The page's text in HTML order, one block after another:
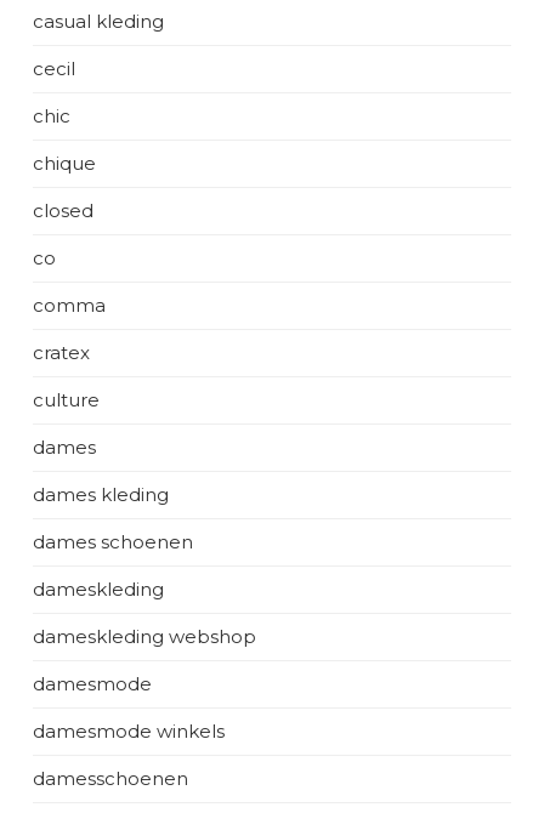
casual kleding
cecil
chic
chique
closed
co
comma
cratex
culture
dames
dames kleding
dames schoenen
dameskleding
dameskleding webshop
damesmode
damesmode winkels
damesschoenen